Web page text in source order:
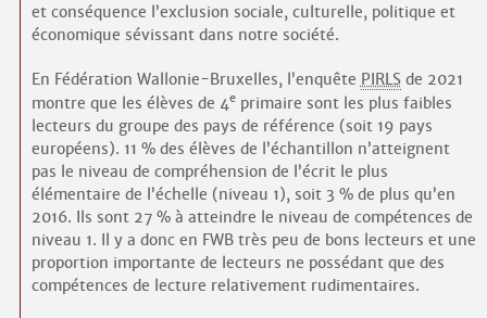
et conséquence l’exclusion sociale, culturelle, politique et
économique sévissant dans notre société.
En Fédération Wallonie-Bruxelles, l’enquête PIRLSde 2021
montre que les élèves de 4eprimaire sont les plus faibles
lecteurs du groupe des pays de référence (soit 19 pays
européens). 11 % des élèves de l’échantillon n’atteignent
pas le niveau de compréhension de l’écrit le plus
élémentaire de l’échelle (niveau 1), soit 3 % de plus qu’en
2016. Ils sont 27 % à atteindre le niveau de compétences de
niveau 1. Il y a donc en FWB très peu de bons lecteurs et une
proportion importante de lecteurs ne possédant que des
compétences de lecture relativement rudimentaires.